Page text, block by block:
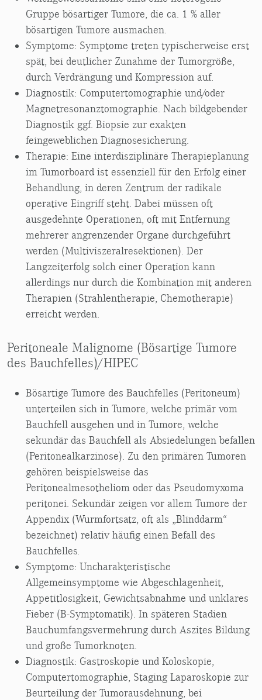
Gruppe bösartiger Tumore, die ca. 1 % aller
bösartigen Tumore ausmachen.
Symptome: Symptome treten typischerweise erst
spät, bei deutlicher Zunahme der Tumorgröße,
durch Verdrängung und Kompression auf.
Diagnostik: Computertomographie und/oder
Magnetresonanztomographie. Nach bildgebender
Diagnostik ggf. Biopsie zur exakten
feingeweblichen Diagnosesicherung.
Therapie: Eine interdisziplinäre Therapieplanung
im Tumorboard ist essenziell für den Erfolg einer
Behandlung, in deren Zentrum der radikale
operative Eingriff steht. Dabei müssen oft
ausgedehnte Operationen, oft mit Entfernung
mehrerer angrenzender Organe durchgeführt
werden (Multiviszeralresektionen). Der
Langzeiterfolg solch einer Operation kann
allerdings nur durch die Kombination mit anderen
Therapien (Strahlentherapie, Chemotherapie)
erreicht werden.
Peritoneale Malignome (Bösartige Tumore
des Bauchfelles)/HIPEC
Bösartige Tumore des Bauchfelles (Peritoneum)
unterteilen sich in Tumore, welche primär vom
Bauchfell ausgehen und in Tumore, welche
sekundär das Bauchfell als Absiedelungen befallen
(Peritonealkarzinose). Zu den primären Tumoren
gehören beispielsweise das
Peritonealmesotheliom oder das Pseudomyxoma
peritonei. Sekundär zeigen vor allem Tumore der
Appendix (Wurmfortsatz, oft als „Blinddarm“
bezeichnet) relativ häufig einen Befall des
Bauchfelles.
Symptome: Uncharakteristische
Allgemeinsymptome wie Abgeschlagenheit,
Appetitlosigkeit, Gewichtsabnahme und unklares
Fieber (B-Symptomatik). In späteren Stadien
Bauchumfangsvermehrung durch Aszites Bildung
und große Tumorknoten.
Diagnostik: Gastroskopie und Koloskopie,
Computertomographie, Staging Laparoskopie zur
Beurteilung der Tumorausdehnung, bei